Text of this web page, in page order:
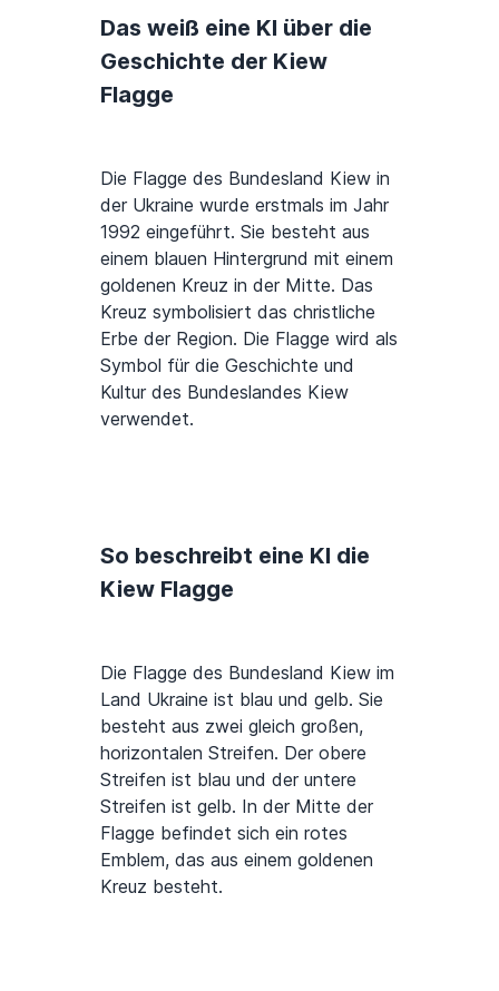
Das weiß eine KI über die
Geschichte der Kiew
Flagge
Die Flagge des Bundesland Kiew in
der Ukraine wurde erstmals im Jahr
1992 eingeführt. Sie besteht aus
einem blauen Hintergrund mit einem
goldenen Kreuz in der Mitte. Das
Kreuz symbolisiert das christliche
Erbe der Region. Die Flagge wird als
Symbol für die Geschichte und
Kultur des Bundeslandes Kiew
verwendet.
So beschreibt eine KI die
Kiew Flagge
Die Flagge des Bundesland Kiew im
Land Ukraine ist blau und gelb. Sie
besteht aus zwei gleich großen,
horizontalen Streifen. Der obere
Streifen ist blau und der untere
Streifen ist gelb. In der Mitte der
Flagge befindet sich ein rotes
Emblem, das aus einem goldenen
Kreuz besteht.